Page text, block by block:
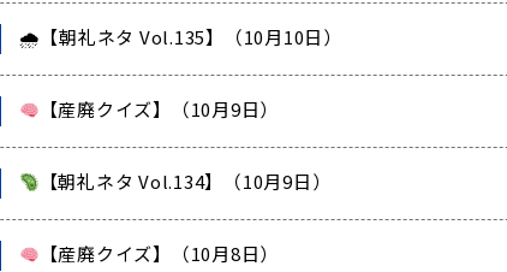
🌧【朝礼ネタ Vol.135】（10月10日）
【産廃クイズ】（10月9日）
【朝礼ネタ Vol.134】（10月9日）
【産廃クイズ】（10月8日）